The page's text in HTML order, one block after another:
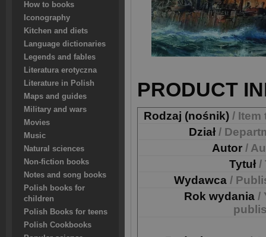
How to books
Iconography
Kitchen and diets
Language dictionaries
Legends and fables
Literatura erotyczna
Literature in Polish
Maps and guides
Military and wars
Movies
Music
Natural sciences
Non-fiction books
Notes and song books
Polish books for
children
Polish Books for teens
Polish Cookbooks
PRODUCT
Rodzaj (nośnik) / Item
Dział /
Autor /
Tytuł /
Wydawca /
Rok wydania /